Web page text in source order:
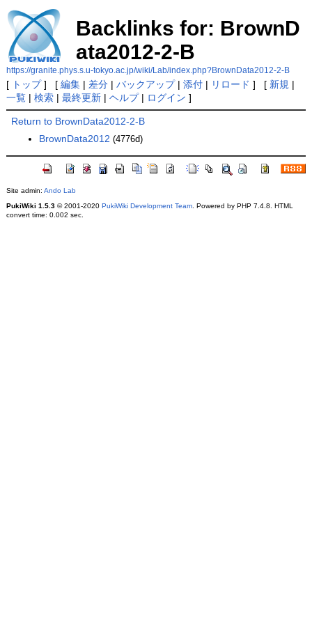
Backlinks for: BrownD
ata2012-2-B
https://granite.phys.s.u-tokyo.ac.jp/wiki/Lab/index.php?BrownData2012-2-B
[ トップ] [ 編集| 差分| バックアップ| 添付| リロード ] [ 新規 |
一覧| 検索| 最終更新| ヘルプ| ログイン ]
Return to BrownData2012-2-B
BrownData2012 (4776d)
Site admin: Ando Lab
PukiWiki 1.5.3© 2001-2020 PukiWiki Development Team. Powered by PHP 7.4.8. HTML
convert time: 0.002 sec.